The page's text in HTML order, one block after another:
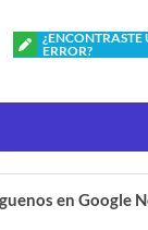
¿ENCONTRASTE
ERROR?
en Google